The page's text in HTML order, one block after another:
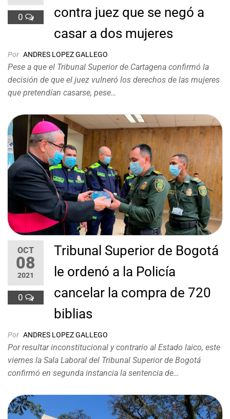
0
contra juez que se negó a
casar a dos mujeres
Por ANDRES LOPEZ GALLEGO
Pese a que el Tribunal Superior de Cartagena confirmó la
decisión de que el juez vulneró los derechos de las mujeres
que pretendían casarse, pese…
OCT
08
2021
0
Tribunal Superior de Bogotá
le ordenó a la Policía
cancelar la compra de 720
biblias
Por ANDRES LOPEZ GALLEGO
Por resultar inconstitucional y contrario al Estado laico, este
viernes la Sala Laboral del Tribunal Superior de Bogotá
confirmó en segunda instancia la sentencia de…